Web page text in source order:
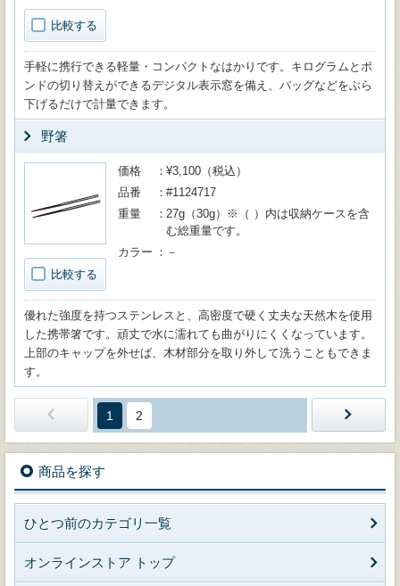
比較する
手軽に携行できる軽量・コンパクトなはかりです。キログラムとポ
ンドの切り替えができるデジタル表示窓を備え、バッグなどをぶら
下げるだけで計量できます。
野箸
比較する
価格
¥3,100（税込）
品番
#1124717
重量
27g（30g）※（ ）内は収納ケースを含
む総重量です。
カラー
－
優れた強度を持つステンレスと、高密度で硬く丈夫な天然木を使用
した携帯箸です。頑丈で水に濡れても曲がりにくくなっています。
上部のキャップを外せば、木材部分を取り外して洗うこともできま
す。
1 2
商品を探す
ひとつ前のカテゴリ一覧
オンラインストア トップ